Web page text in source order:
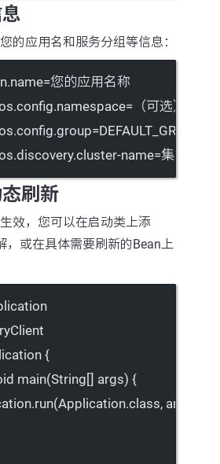
的应用名和服务分组等信息：
=您的应用名称
=（可选）命名
=DEFAULT_GROUP
name=集群名称
刷新
效，您可以在启动类上添
，或在具体需要刷新的Bean上
{
main(String[] args) {
run(Application.class, args);